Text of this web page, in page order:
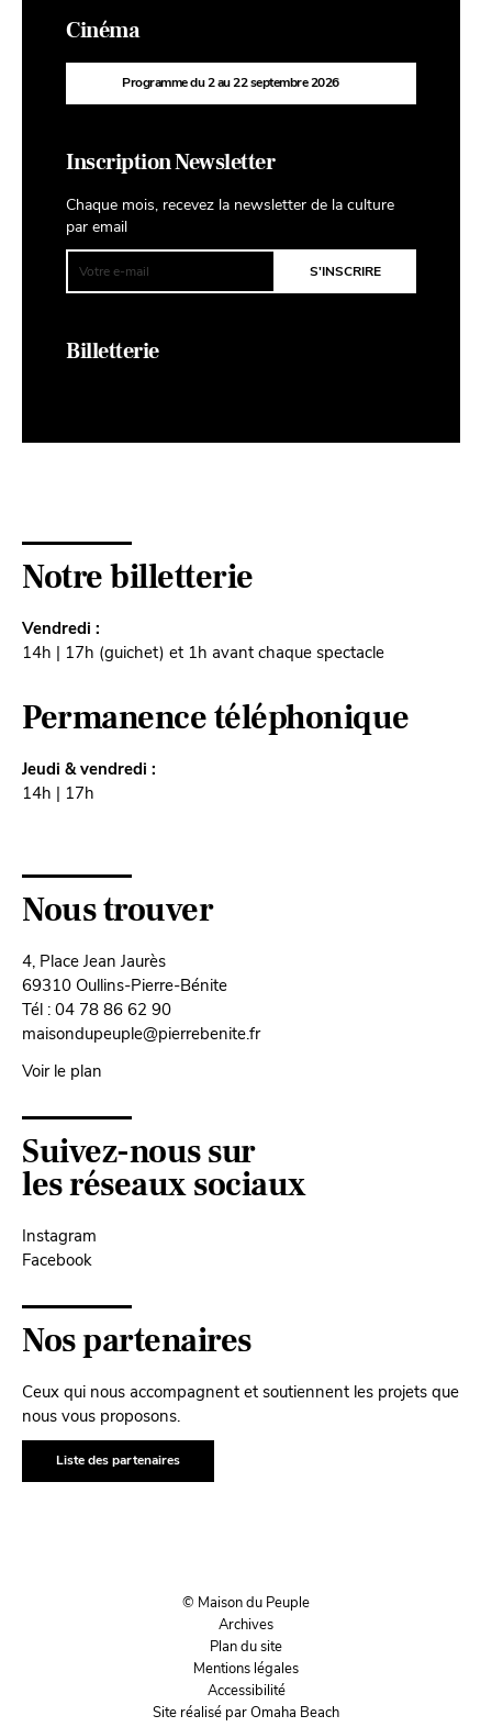
Cinéma
Programme du 2 au 22 septembre 2026
Inscription Newsletter
Chaque mois, recevez la newsletter de la culture
par email
Billetterie
Notre billetterie
Vendredi :
14h | 17h (guichet) et 1h avant chaque spectacle
Permanence téléphonique
Jeudi & vendredi :
14h | 17h
Nous trouver
4, Place Jean Jaurès
69310 Oullins-Pierre-Bénite
Tél : 04 78 86 62 90
maisondupeuple@pierrebenite.fr
Voir le plan
Suivez-nous sur
les réseaux sociaux
Instagram
Facebook
Nos partenaires
Ceux qui nous accompagnent et soutiennent les projets que
nous vous proposons.
Liste des partenaires
© Maison du Peuple
Archives
Plan du site
Mentions légales
Accessibilité
Site réalisé par Omaha Beach